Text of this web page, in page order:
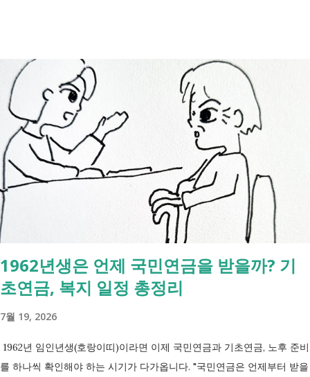
건복지부 고시 개정에 따라 추가되거나 변경될 수 있습니다. 이번 글은
2026년 기준 최신 산정특례 특정기호(V코드)를 반영해 정리 했습니다. 다
음과 같은 내용을 한 번에 확인할 수 있습니다. - 암·희귀질환 산정특례 V
코드 - 뇌혈관질환·심장질환 산정특례 - 중증화상·중증외상 적용 코드 -
장기이식 및 혈액투석 등 특례 대상 - 치매·극희귀질환·상세불명 희귀질
환 신규 적용 코드 - 임신·난임·아동 진료 등 F코드 대상 병원에서 진료를
받은 뒤 진료비 계산서나 건강보험 산정내역에 표시된 V코드를 확인하면
현재 어떤 산정특례가 적용되고 있는지 쉽게 확인할 수 있습니다. 아래
표에서 본인의 질환명이나 특정기호를 찾아보시기 바랍니다. 암·희귀질
환 산정특례 특정기호 및 상병코드 Ⅰ. 「본인일부부담금 산정특례에 관
한 기준」 제1조 관련 특정기호 코드 구분 대상 특정기호 1 미등록암환자
가 해당상병(C00～C97, D00～D09, D32～D33, D37～D48)으로 진료를
련 특정기호 코드 구분 대상 특...
1962년생은 언제 국민연금을 받을까? 기
초연금, 복지 일정 총정리
7월 19, 2026
1962년 임인년생(호랑이띠)이라면 이제 국민연금과 기초연금, 노후 준비
를 하나씩 확인해야 하는 시기가 다가옵니다. "국민연금은 언제부터 받을